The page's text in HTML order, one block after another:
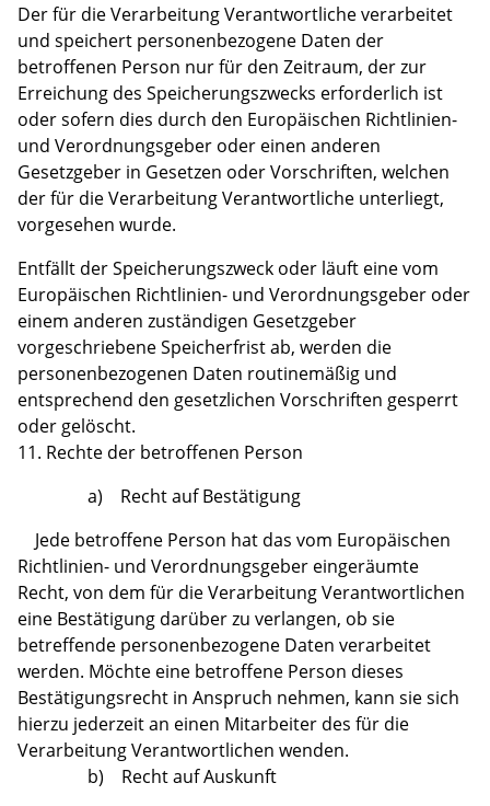
Der für die Verarbeitung Verantwortliche verarbeitet
und speichert personenbezogene Daten der
betroffenen Person nur für den Zeitraum, der zur
Erreichung des Speicherungszwecks erforderlich ist
oder sofern dies durch den Europäischen Richtlinien-
und Verordnungsgeber oder einen anderen
Gesetzgeber in Gesetzen oder Vorschriften, welchen
der für die Verarbeitung Verantwortliche unterliegt,
vorgesehen wurde.
Entfällt der Speicherungszweck oder läuft eine vom
Europäischen Richtlinien- und Verordnungsgeber oder
einem anderen zuständigen Gesetzgeber
vorgeschriebene Speicherfrist ab, werden die
personenbezogenen Daten routinemäßig und
entsprechend den gesetzlichen Vorschriften gesperrt
oder gelöscht.
11. Rechte der betroffenen Person
a) Recht auf Bestätigung
Jede betroffene Person hat das vom Europäischen
Richtlinien- und Verordnungsgeber eingeräumte
Recht, von dem für die Verarbeitung Verantwortlichen
eine Bestätigung darüber zu verlangen, ob sie
betreffende personenbezogene Daten verarbeitet
werden. Möchte eine betroffene Person dieses
Bestätigungsrecht in Anspruch nehmen, kann sie sich
hierzu jederzeit an einen Mitarbeiter des für die
Verarbeitung Verantwortlichen wenden.
b) Recht auf Auskunft